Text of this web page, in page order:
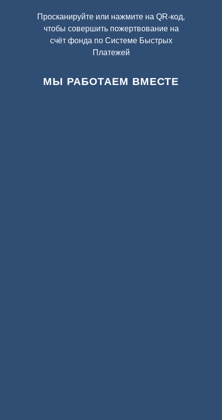
Просканируйте или нажмите на QR-код,
чтобы совершить пожертвование на
счёт фонда по Системе Быстрых
Платежей
МЫ РАБОТАЕМ ВМЕСТЕ